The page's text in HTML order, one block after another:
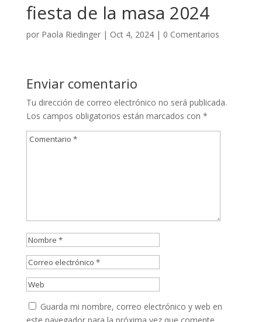
fiesta de la masa 2024
por Paola Riedinger| Oct 4, 2024| 0 Comentarios
Enviar comentario
Tu dirección de correo electrónico no será publicada.
Los campos obligatorios están marcados con *
Guarda mi nombre, correo electrónico y web en